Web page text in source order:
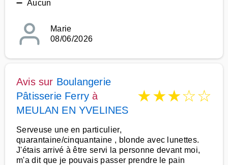
➖ Aucun
Marie
08/06/2026
Avis sur Boulangerie
Pâtisserie Ferry à
MEULAN EN YVELINES
★★★☆☆
Serveuse une en particulier,
quarantaine/cinquantaine , blonde avec lunettes.
J'étais arrivé à être servi la personne devant moi,
m'a dit que je pouvais passer prendre le pain